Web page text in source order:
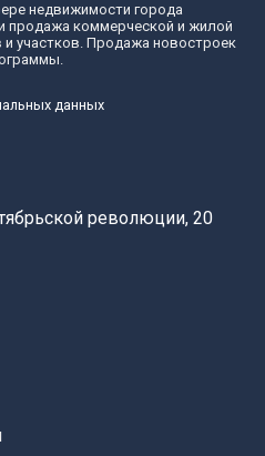
недвижимости города
продажа коммерческой и жилой
участков. Продажа новостроек
данных
революции, 20